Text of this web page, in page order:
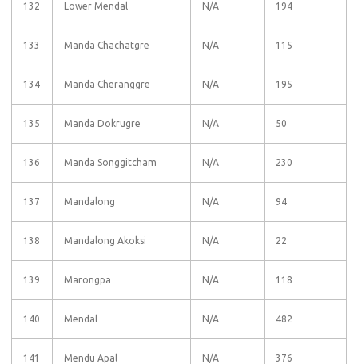
132 Lower Mendal N/A 194
133 Manda Chachatgre N/A 115
134 Manda Cheranggre N/A 195
135 Manda Dokrugre N/A 50
136 Manda Songgitcham N/A 230
137 Mandalong N/A 94
138 Mandalong Akoksi N/A 22
139 Marongpa N/A 118
140 Mendal N/A 482
141 Mendu Apal N/A 376